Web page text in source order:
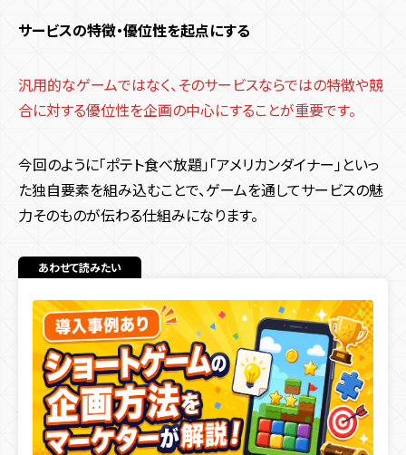
サービスの特徴・優位性を起点にする
汎用的なゲームではなく、そのサービスならではの特徴や競
合に対する優位性を企画の中心にすることが重要です。
今回のように「ポテト食べ放題」「アメリカンダイナー」といっ
た独自要素を組み込むことで、ゲームを通してサービスの魅
力そのものが伝わる仕組みになります。
あわせて読みたい